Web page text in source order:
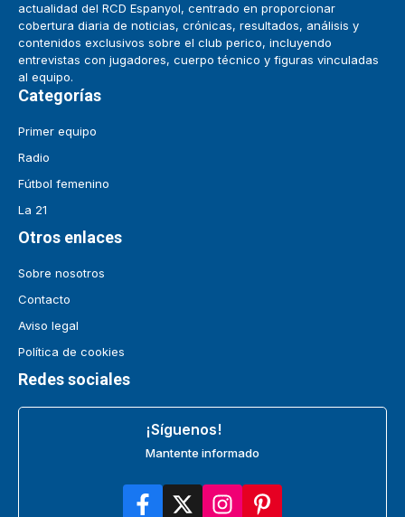
actualidad del RCD Espanyol, centrado en proporcionar
cobertura diaria de noticias, crónicas, resultados, análisis y
contenidos exclusivos sobre el club perico, incluyendo
entrevistas con jugadores, cuerpo técnico y figuras vinculadas
al equipo.
Categorías
Primer equipo
Radio
Fútbol femenino
La 21
Otros enlaces
Sobre nosotros
Contacto
Aviso legal
Política de cookies
Redes sociales
¡Síguenos!
Mantente informado